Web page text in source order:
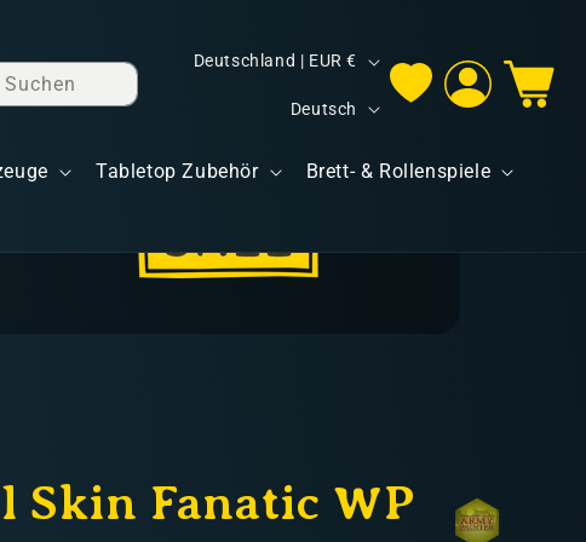
Tabletop Zubehör Brett- & Rollenspiele
Suchen
L
d
e
Deutschland | EUR €
r
c
Deutsch
EinloggenWarenkorb
Skin Fanatic WP